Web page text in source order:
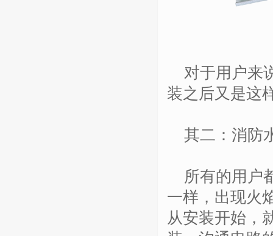
对于用户来
装之后又是这
其二：消防
所有的用户
一样，出现火
从安装开始，